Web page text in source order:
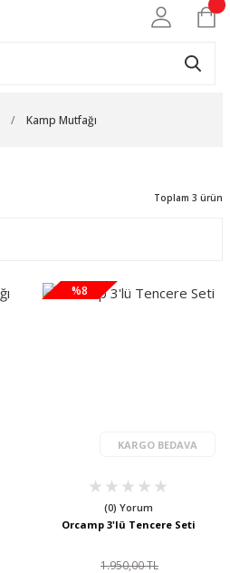
Kamp Mutfağı
Toplam 3 ürün
%8
KARGO BEDAVA
(0) Yorum
Orcamp 3'lü Tencere Seti
1.950,00 TL